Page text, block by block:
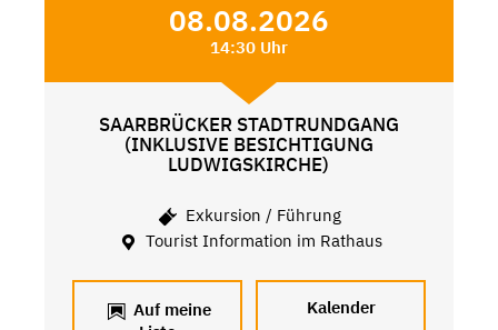
08.08.2026
14:30 Uhr
SAARBRÜCKER STADTRUNDGANG
(INKLUSIVE BESICHTIGUNG
LUDWIGSKIRCHE)
Exkursion / Führung
Tourist Information im Rathaus
Auf meine
Kalender